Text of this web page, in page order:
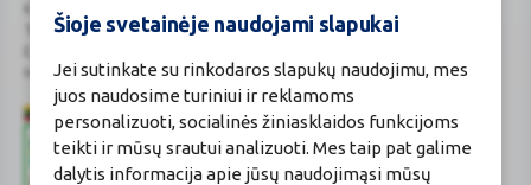
Šioje svetainėje naudojami slapukai
Jei sutinkate su rinkodaros slapukų naudojimu, mes
juos naudosime turiniui ir reklamoms
personalizuoti, socialinės žiniasklaidos funkcijoms
teikti ir mūsų srautui analizuoti. Mes taip pat galime
dalytis informacija apie jūsų naudojimąsi mūsų
Kauno r. sav., Karmėlavos sen., Ramučių k., Gamybos g. 4
Tel. +370 37 225 522
Maisto tvarkymo subjektų registro numeris: 190004257